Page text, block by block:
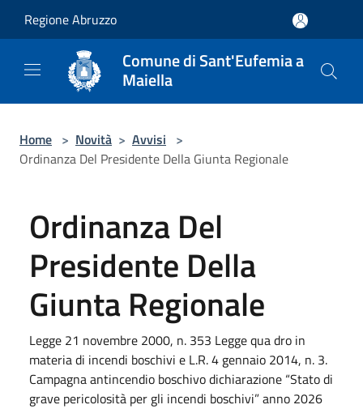
Regione Abruzzo
Comune di Sant'Eufemia a
Maiella
Home > Novità > Avvisi >
Ordinanza Del Presidente Della Giunta Regionale
Ordinanza Del
Presidente Della
Giunta Regionale
Legge 21 novembre 2000, n. 353 Legge qua dro in
materia di incendi boschivi e L.R. 4 gennaio 2014, n. 3.
Campagna antincendio boschivo dichiarazione “Stato di
grave pericolosità per gli incendi boschivi” anno 2026